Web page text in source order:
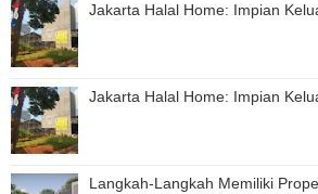
Jakarta Halal Home: Impian
Jakarta Halal Home: Impian
Langkah-Langkah Memiliki